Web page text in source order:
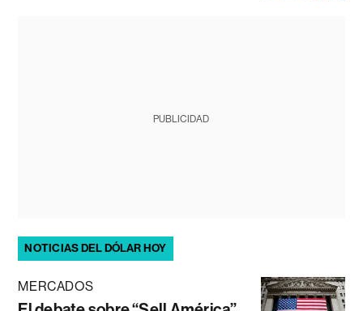
PUBLICIDAD
NOTICIAS DEL DÓLAR HOY
MERCADOS